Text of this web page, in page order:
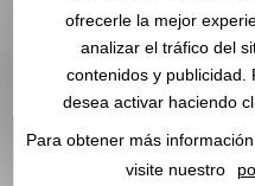
ofrecerle la mejor
analizar el tráfico del
contenidos y publicidad.
desea activar haciendo
Para obtener más
visite nuestro